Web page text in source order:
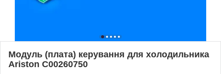
Модуль (плата) керування для холодильника
Ariston C00260750